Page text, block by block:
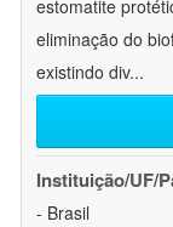
estomatite
eliminação do
existindo div...
Instituição/UF/
- Brasil